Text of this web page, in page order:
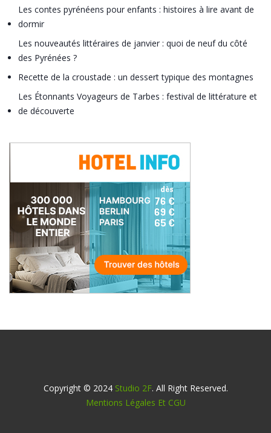
Les contes pyrénéens pour enfants : histoires à lire avant de
dormir
Les nouveautés littéraires de janvier : quoi de neuf du côté
des Pyrénées ?
Recette de la croustade : un dessert typique des montagnes
Les Étonnants Voyageurs de Tarbes : festival de littérature et
de découverte
Copyright © 2024 Studio 2F. All Right Reserved.
Mentions Légales Et CGU